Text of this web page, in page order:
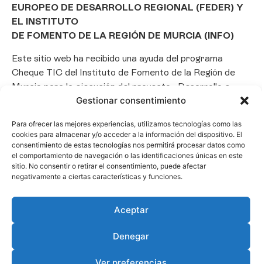
Gestionar consentimiento
Para ofrecer las mejores experiencias, utilizamos tecnologías como las
cookies para almacenar y/o acceder a la información del dispositivo. El
consentimiento de estas tecnologías nos permitirá procesar datos como
el comportamiento de navegación o las identificaciones únicas en este
sitio. No consentir o retirar el consentimiento, puede afectar
negativamente a ciertas características y funciones.
Aceptar
Denegar
EUROPEO DE DESARROLLO REGIONAL (FEDER) Y
EL INSTITUTO
DE FOMENTO DE LA REGIÓN DE MURCIA (INFO)
Este sitio web ha recibido una ayuda del programa
Cheque TIC del Instituto de Fomento de la Región de
Murcia para la ejecución del proyecto «Desarrollo e
implantación de un Chatbot de Inteligencia Artificial
promover la transformación digital, la automatización
de consultas y la optimización de la gestión de clientes
en el ámbito empresarial.